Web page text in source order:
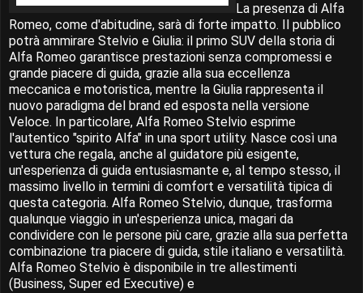
La presenza di Alfa
Romeo, come d'abitudine, sarà di forte impatto. Il pubblico
potrà ammirare Stelvio e Giulia: il primo SUV della storia di
Alfa Romeo garantisce prestazioni senza compromessi e
grande piacere di guida, grazie alla sua eccellenza
meccanica e motoristica, mentre la Giulia rappresenta il
nuovo paradigma del brand ed esposta nella versione
Veloce. In particolare, Alfa Romeo Stelvio esprime
l'autentico "spirito Alfa" in una sport utility. Nasce così una
vettura che regala, anche al guidatore più esigente,
un'esperienza di guida entusiasmante e, al tempo stesso, il
massimo livello in termini di comfort e versatilità tipica di
questa categoria. Alfa Romeo Stelvio, dunque, trasforma
qualunque viaggio in un'esperienza unica, magari da
condividere con le persone più care, grazie alla sua perfetta
combinazione tra piacere di guida, stile italiano e versatilità.
Alfa Romeo Stelvio è disponibile in tre allestimenti
(Business, Super ed Executive) e